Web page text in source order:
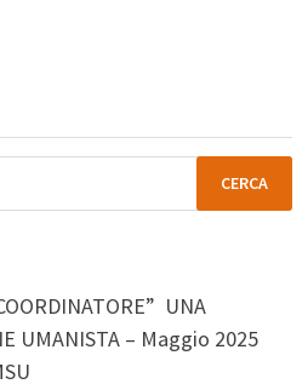
UNA
UMANISTA – Maggio 2025